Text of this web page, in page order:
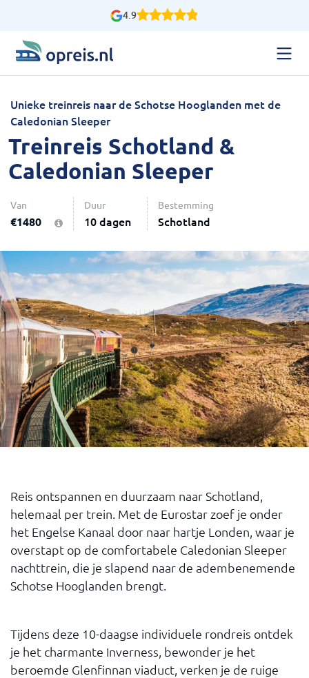
4.9
Unieke treinreis naar de Schotse Hooglanden met de
Caledonian Sleeper
Treinreis Schotland &
Caledonian Sleeper
Van
€1480
Duur
10 dagen
Bestemming
Schotland
Reis ontspannen en duurzaam naar Schotland,
helemaal per trein. Met de Eurostar zoef je onder
het Engelse Kanaal door naar hartje Londen, waar je
overstapt op de comfortabele Caledonian Sleeper
nachttrein, die je slapend naar de adembenemende
Schotse Hooglanden brengt.
Tijdens deze 10-daagse individuele rondreis ontdek
je het charmante Inverness, bewonder je het
beroemde Glenfinnan viaduct, verken je de ruige